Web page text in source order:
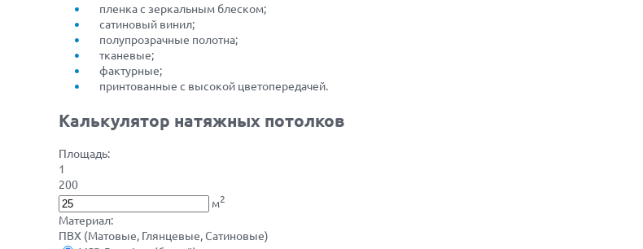
пленка с зеркальным блеском;
сатиновый винил;
полупрозрачные полотна;
тканевые;
фактурные;
принтованные с высокой цветопередачей.
Калькулятор натяжных потолков
Площадь:
1
200
м2
Материал:
ПВХ (Матовые, Глянцевые, Сатиновые)